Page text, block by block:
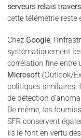
serveurs relais
cette télémétrie reste
Chez Google ,
systématiquement
corrélation fine entre
Microsoft (Outlook/
politiques similaires.
de détection
De même, les
SFR conservent
Ils le font en vertu